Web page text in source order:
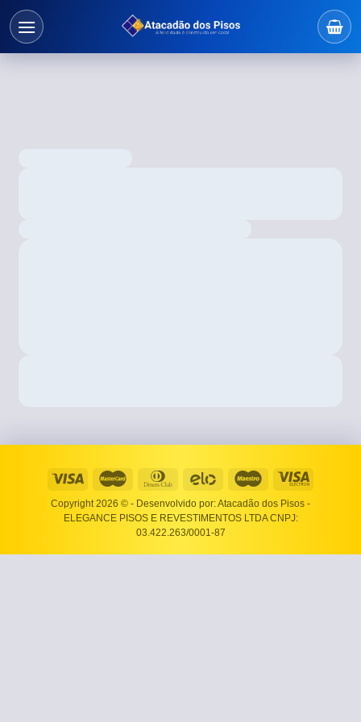
Copyright 2026 © - Desenvolvido por: Atacadão dos Pisos -
ELEGANCE PISOS E REVESTIMENTOS LTDA CNPJ:
03.422.263/0001-87